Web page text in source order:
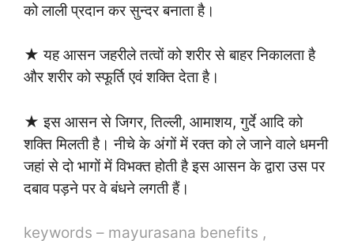
को लाली प्रदान कर सुन्दर बनाता है।
★ यह आसन जहरीले तत्वों को शरीर से बाहर निकालता है
और शरीर को स्फूर्ति एवं शक्ति देता है।
★ इस आसन से जिगर, तिल्ली, आमाशय, गुर्दे आदि को
शक्ति मिलती है। नीचे के अंगों में रक्त को ले जाने वाले धमनी
जहां से दो भागों में विभक्त होती है इस आसन के द्वारा उस पर
दबाव पड़ने पर वे बंधने लगती हैं।
keywords – mayurasana benefits ,